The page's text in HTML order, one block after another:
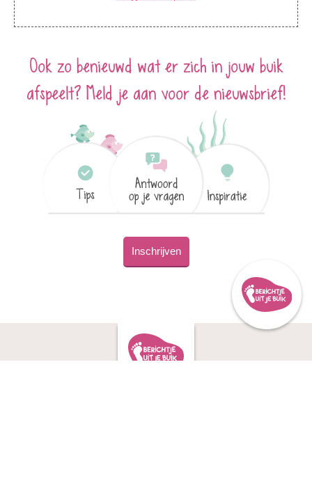
Ook zo benieuwd wat er zich in jouw buik
afspeelt? Meld je aan voor de nieuwsbrief!
Inschrijven